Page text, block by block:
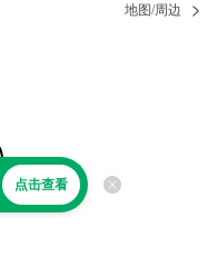
地图/周边
点击查看